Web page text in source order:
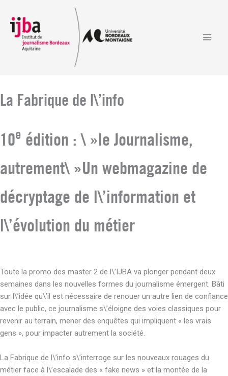
contenu
La Fabrique de l\’info
10e édition : \ »le Journalisme,
autrement\ »Un webmagazine de
décryptage de l\’information et
l\’évolution du métier
Toute la promo des master 2 de l\’IJBA va plonger pendant deux
semaines dans les nouvelles formes du journalisme émergent. Bâti
sur l\’idée qu\’il est nécessaire de renouer un autre lien de confiance
avec le public, ce journalisme s\’éloigne des voies classiques pour
revenir au terrain, mener des enquêtes qui impliquent « les vrais
gens », pour impacter autrement la société.
La Fabrique de l\’info s\’interroge sur les nouveaux rouages du
métier face à l\’escalade des « fake news » et la montée de la